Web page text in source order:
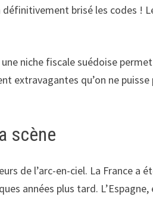
brisé les codes !
une niche fiscale suédoise
extravagantes qu’on ne puisse
scène
de l’arc-en-ciel. La France a
années plus tard. L’Espagne,